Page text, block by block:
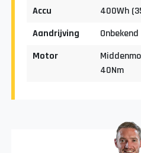
Accu
400Wh
Aandrijving
Onbekend
Motor
40Nm